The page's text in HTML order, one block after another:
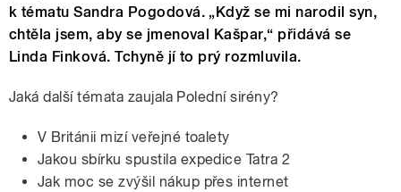
k tématu Sandra Pogodová. „Když se mi narodil syn,
chtěla jsem, aby se jmenoval Kašpar,“ přidává se
Linda Finková. Tchyně jí to prý rozmluvila.
Jaká další témata zaujala Polední sirény?
V Británii mizí veřejné toalety
Jakou sbírku spustila expedice Tatra 2
Jak moc se zvýšil nákup přes internet